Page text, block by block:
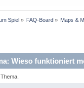
Spiel» FAQ-Board» Maps &
Wieso funktioniert